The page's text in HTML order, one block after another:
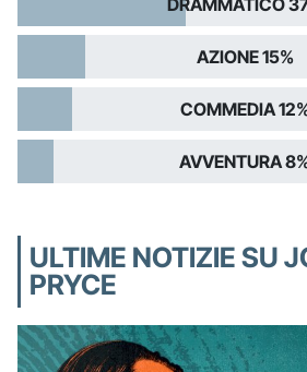
AZIONE 15%
COMMEDIA
AVVENTURA
ULTIME NOTIZIE SU
PRYCE